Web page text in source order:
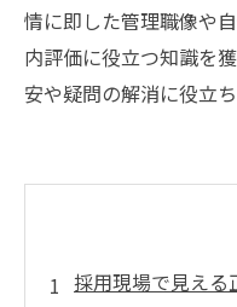
情に即した管理職像や
内評価に役立つ知識を
安や疑問の解消に役立ち
採用現場で見える